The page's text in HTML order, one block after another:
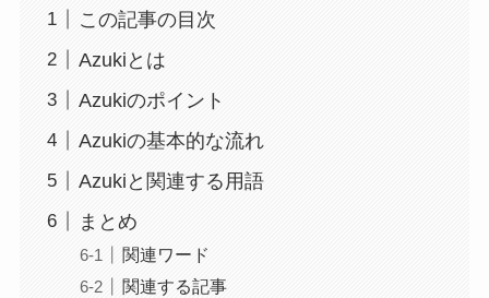
この記事の目次
Azukiとは
Azukiのポイント
Azukiの基本的な流れ
Azukiと関連する用語
まとめ
関連ワード
関連する記事